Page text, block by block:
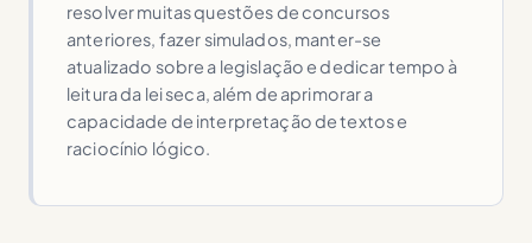
resolver muitas questões de concursos
anteriores, fazer simulados, manter-se
atualizado sobre a legislação e dedicar tempo à
leitura da lei seca, além de aprimorar a
capacidade de interpretação de textos e
raciocínio lógico.